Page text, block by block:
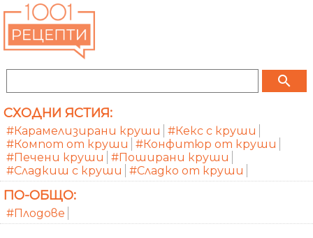
search
СХОДНИ ЯСТИЯ:
#Карамелизирани круши
#Кекс с круши
#Компот от круши
#Конфитюр от круши
#Печени круши
#Поширани круши
#Сладкиш с круши
#Сладко от круши
ПО-ОБЩО:
#Плодове